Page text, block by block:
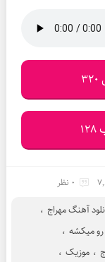
0 نظر
آهنگ مهراج ،
میکشه ،
، موزیک ،